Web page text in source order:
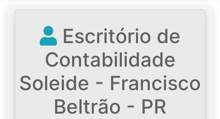
Escritório de
Contabilidade
Soleide - Francisco
Beltrão - PR